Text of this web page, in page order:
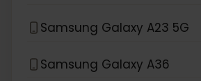
Samsung Galaxy A23 5G
Samsung Galaxy A36